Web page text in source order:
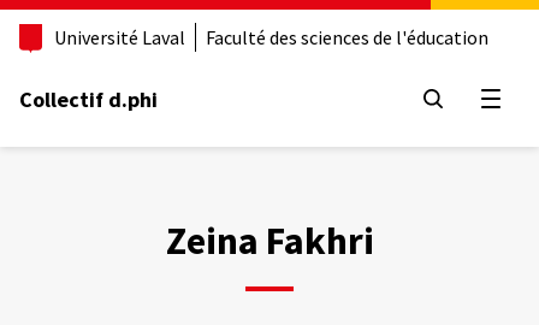
Aller
principal
Université Laval Faculté des sciences de l'éducation
Collectif d.phi
Zeina Fakhri